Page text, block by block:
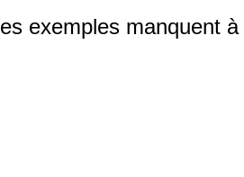
exemples manquent